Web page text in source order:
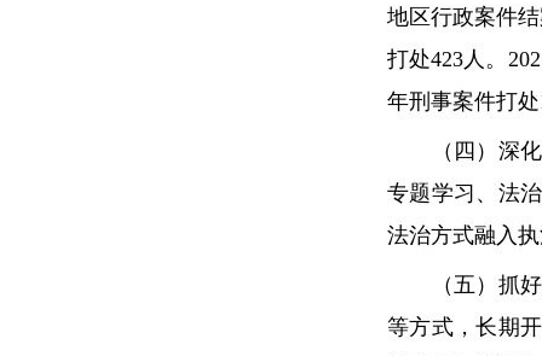
地区行政案件
打处423人。
年刑事案件打
（四）深化
专题学习、法
法治方式融入
（五）抓好
等方式，长期